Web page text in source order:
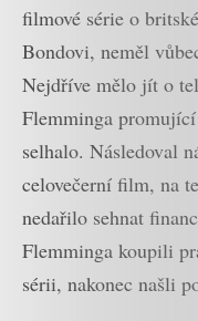
filmové série o
Bondovi, neměl
Nejdříve mělo jít o
Flemminga
selhalo. Následoval
celovečerní film, na
nedařilo sehnat
Flemminga koupili
sérii, nakonec našli